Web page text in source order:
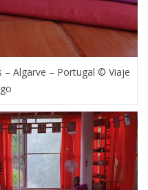
Algarve – Portugal © Viaje